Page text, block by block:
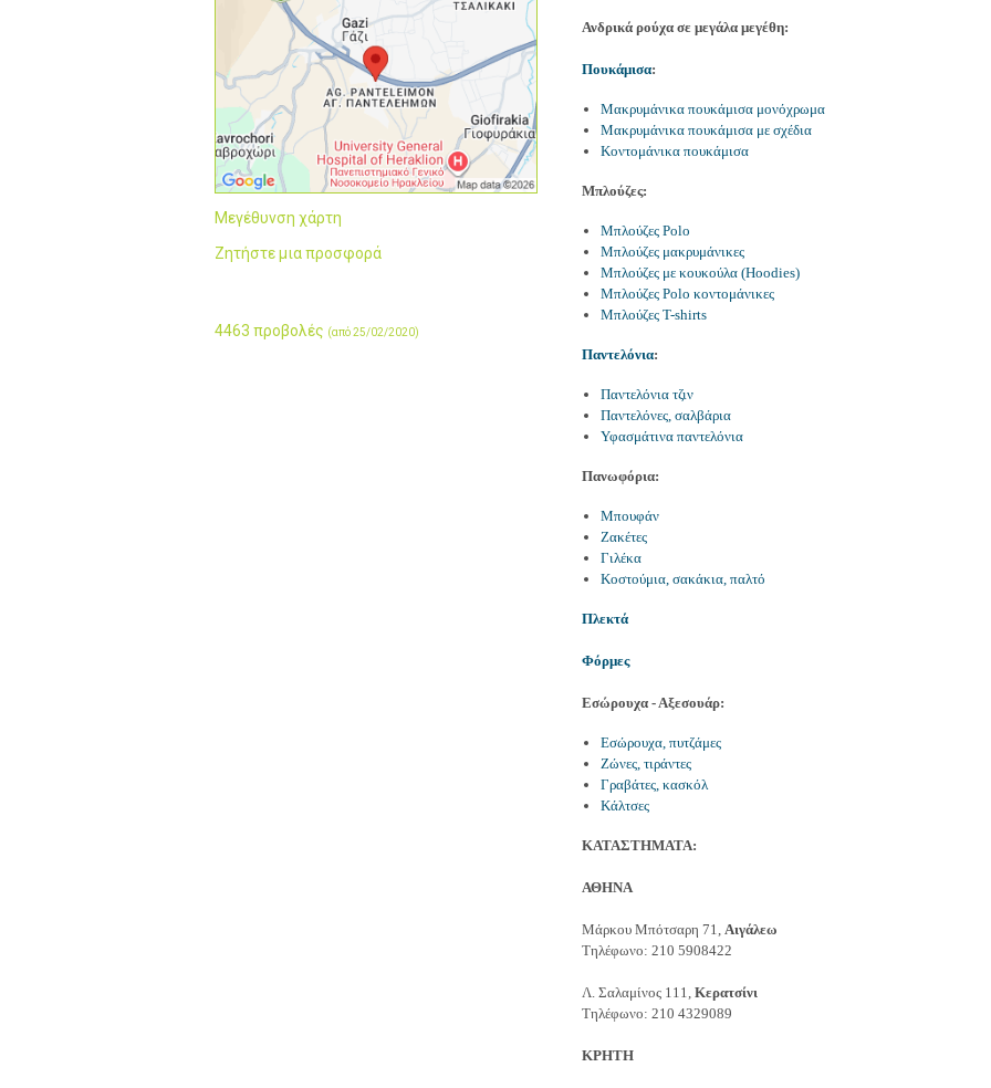
Μεγέθυνση χάρτη
Ζητήστε μια προσφορά
4463 προβολές (από 25/02/2020)
Ανδρικά ρούχα σε μεγάλα μεγέθη:
Πουκάμισα:
Μακρυμάνικα πουκάμισα μονόχρωμα
Μακρυμάνικα πουκάμισα με σχέδια
Κοντομάνικα πουκάμισα
Μπλούζες:
Μπλούζες Polo
Μπλούζες μακρυμάνικες
Μπλούζες με κουκούλα (Hoodies)
Μπλούζες Polo κοντομάνικες
Μπλούζες T-shirts
Παντελόνια:
Παντελόνια τζιν
Παντελόνες, σαλβάρια
Υφασμάτινα παντελόνια
Πανωφόρια:
Μπουφάν
Ζακέτες
Γιλέκα
Κοστούμια, σακάκια, παλτό
Πλεκτά
Φόρμες
Εσώρουχα - Αξεσουάρ:
Εσώρουχα, πυτζάμες
Ζώνες, τιράντες
Γραβάτες, κασκόλ
Κάλτσες
ΚΑΤΑΣΤΗΜΑΤΑ:
ΑΘΗΝΑ
Μάρκου Μπότσαρη 71, Αιγάλεω
Τηλέφωνο: 210 5908422
Λ. Σαλαμίνος 111, Κερατσίνι
Τηλέφωνο: 210 4329089
ΚΡΗΤΗ